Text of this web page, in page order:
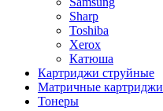
Sharp
Toshiba
Xerox
Катюша
Картриджи струйные
Матричные картриджи
Тонеры